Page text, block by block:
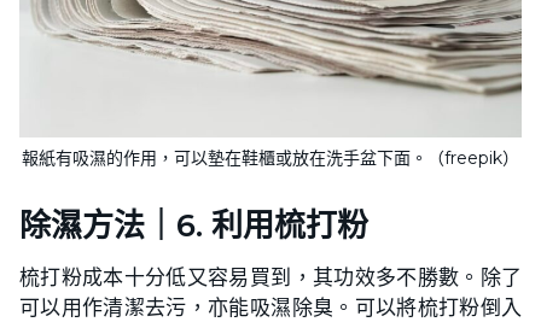
報紙有吸濕的作用，可以墊在鞋櫃或放在洗手盆下面。（freepik）
除濕方法｜6. 利用梳打粉
梳打粉成本十分低又容易買到，其功效多不勝數。除了
可以用作清潔去污，亦能吸濕除臭。可以將梳打粉倒入